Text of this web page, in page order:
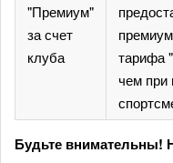
"Премиум"
за счет
клуба
тарифа
чем при
Будьте внимательны!